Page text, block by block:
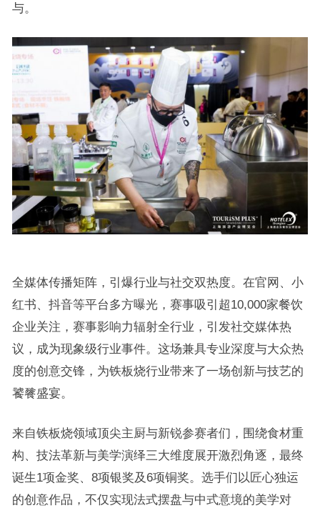
与。
全媒体传播矩阵，引爆行业与社交双热度。在官网、小
红书、抖音等平台多方曝光，赛事吸引超10,000家餐饮
企业关注，赛事影响力辐射全行业，引发社交媒体热
议，成为现象级行业事件。这场兼具专业深度与大众热
度的创意交锋，为铁板烧行业带来了一场创新与技艺的
饕餮盛宴。
来自铁板烧领域顶尖主厨与新锐参赛者们，围绕食材重
构、技法革新与美学演绎三大维度展开激烈角逐，最终
诞生1项金奖、8项银奖及6项铜奖。选手们以匠心独运
的创意作品，不仅实现法式摆盘与中式意境的美学对